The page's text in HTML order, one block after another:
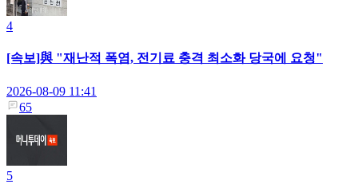
4
[속보]與 "재난적 폭염, 전기료 충격 최소화 당국에 요청"
2026-08-09 11:41
65
5